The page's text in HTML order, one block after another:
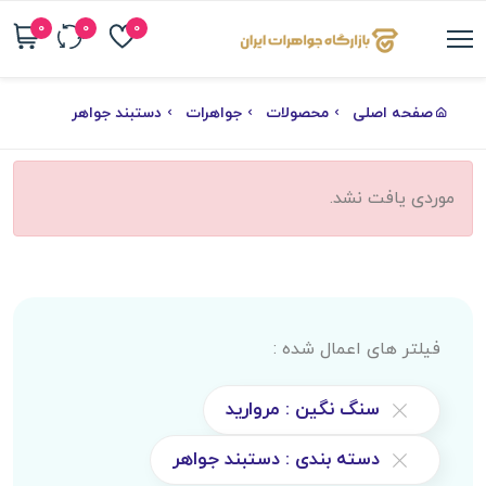
0
0
0
صفحه اصلی محصولات جواهرات دستبند جواهر
موردی یافت نشد.
فیلتر های اعمال شده :
سنگ نگین : مروارید
دسته بندی : دستبند جواهر